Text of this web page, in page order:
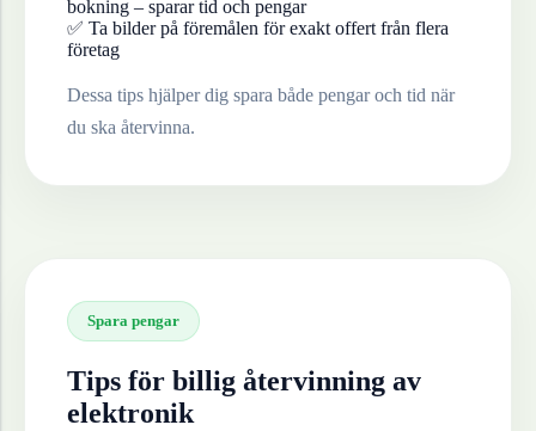
bokning – sparar tid och pengar
✅ Ta bilder på föremålen för exakt offert från flera
företag
Dessa tips hjälper dig spara både pengar och tid när
du ska återvinna.
Spara pengar
Tips för billig återvinning av
elektronik